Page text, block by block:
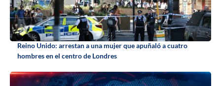
Reino Unido: arrestan a una mujer que apuñaló a cuatro
hombres en el centro de Londres